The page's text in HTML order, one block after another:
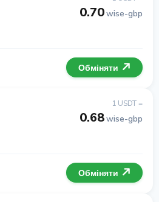
0.70wise-gbp
Обміняти
1 USDT =
0.68wise-gbp
Обміняти